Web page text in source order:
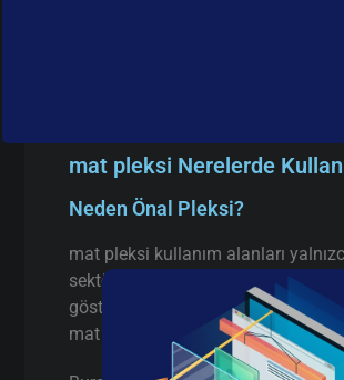
mat pleksi Nerelerde
Neden Önal Pleksi?
mat pleksi kullanım alanları
sektörüyle sınırlı değildir.
gösteren birçok firma aşağıdaki
mat pleksi tercih etmektedir: